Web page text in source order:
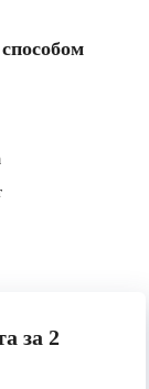
за 2